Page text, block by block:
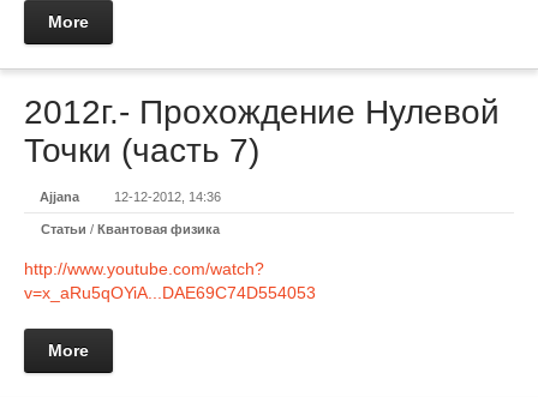
More
2012г.- Прохождение Нулевой
Точки (часть 7)
Ajjana 12-12-2012, 14:36
Статьи / Квантовая физика
http://www.youtube.com/watch?
v=x_aRu5qOYiA...DAE69C74D554053
More